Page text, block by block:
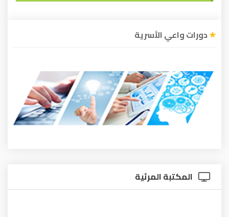
دورات واعي الأسرية
المكتبة المرئية